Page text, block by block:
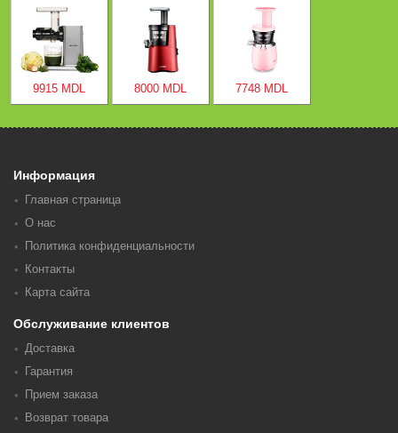
9915 MDL 8000 MDL 7748 MDL
Информация
Главная страница
О нас
Политика конфиденциальности
Контакты
Карта сайта
Обслуживание клиентов
Доставка
Гарантия
Прием заказа
Возврат товара